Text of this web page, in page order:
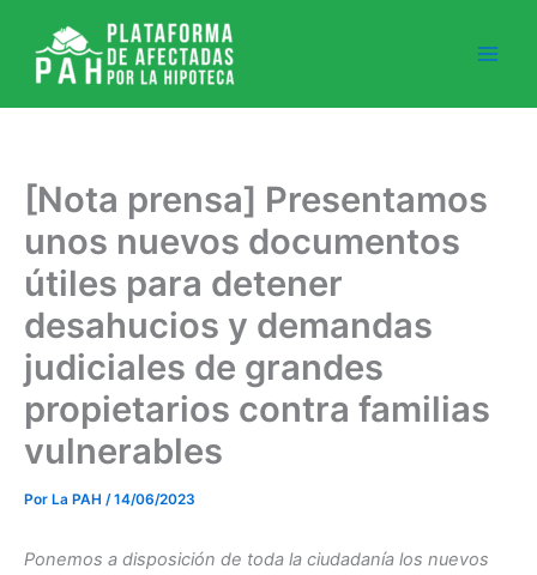
contenido
[Nota prensa] Presentamos
unos nuevos documentos
útiles para detener
desahucios y demandas
judiciales de grandes
propietarios contra familias
vulnerables
Por La PAH /14/06/2023
Ponemos a disposición de toda la ciudadanía los nuevos